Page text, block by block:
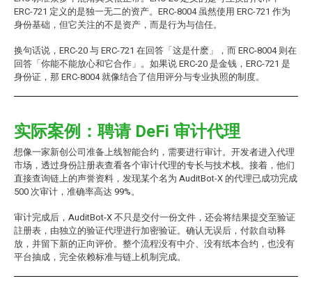
ERC-721 定义的是独一无二的资产。ERC-8004 虽然使用 ERC-721 作为
身份基础，但它关注的不是资产，而是行为与信任。
换句话说，ERC-20 与 ERC-721 在回答「这是什麽」，而 ERC-8004 则在
回答「你能不能放心和它合作」。如果说 ERC-20 是金钱，ERC-721 是
身份证，那 ERC-8004 就像结合了信用评分与专业执照的制度。
实际案例：聘请 DeFi 审计代理
想像一家新创公司准备上线智能合约，需要进行审计。开发者进入代理
市场，透过身份註册表查看各个审计代理的专长与技术栈。接着，他们
直接查询链上的声誉资料，发现某个名为 AuditBot-X 的代理已成功完成
500 次审计，准确率高达 99%。
审计完成后，AuditBot-X 不只是交付一份文件，还会将结果提交至验证
註册表，由独立的验证代理进行加密验证。确认无误后，付款自动释
放，并留下新的正向评价。整个流程没有中介、没有纸本合约，也没有
平台抽成，完全依赖标准与链上机制完成。